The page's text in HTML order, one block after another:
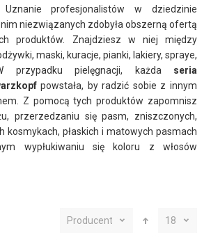
Uznanie profesjonalistów w dziedzinie
niezwiązanych zdobyła obszerną ofertą
produktów. Znajdziesz w niej między
maski, kuracje, pianki, lakiery, spraye,
przypadku pielęgnacji, każda seria
powstała, by radzić sobie z innym
Z pomocą tych produktów zapomnisz
przerzedzaniu się pasm, zniszczonych,
kosmykach, płaskich i matowych pasmach
wypłukiwaniu się koloru z włosów
Producent 18